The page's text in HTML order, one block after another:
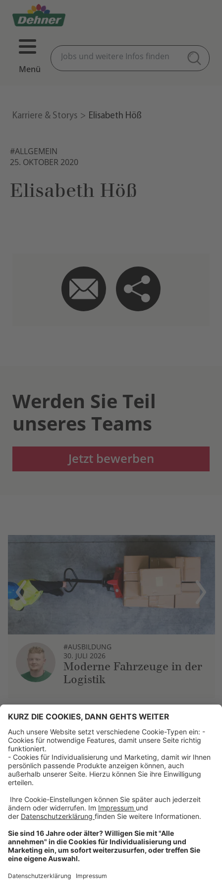
Menü
Karriere & Storys Elisabeth Höß
#ALLGEMEIN
25. OKTOBER 2020
Elisabeth Höß
Werden Sie Teil
unseres Teams
Jetzt bewerben
Previous
#AUSBILDUNG
30. JULI 2026
Moderne Fahrzeuge in der
Logistik
Next
Über uns
Dehner Unternehmen
Jobs bei Dehner